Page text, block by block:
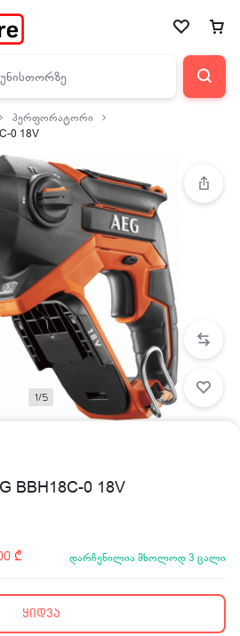
პერფორატორი
0 18V
1/5
BBH18C-0 18V
₾ დარჩენილია მხოლოდ 3 ცალი
ყიდვა